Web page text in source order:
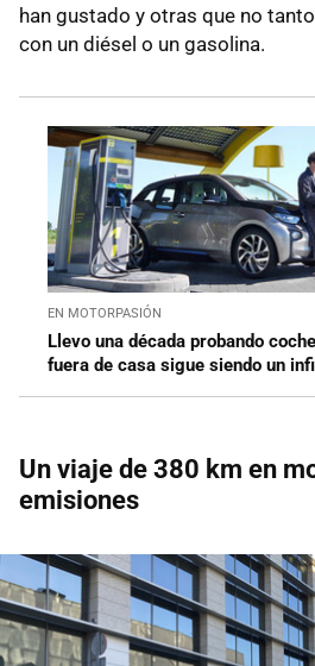
han gustado y otras que no
con un diésel o un gasolina.
EN MOTORPASIÓN
Llevo una década probando
fuera de casa sigue siendo un
Un viaje de 380 km en
emisiones